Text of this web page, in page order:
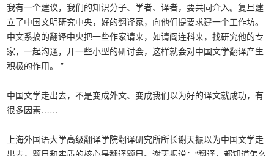
我有一个建议，我们的知识分子、学者、译者，要共同介入。复旦建
立了中国文明研究中央，好的翻译家，向他们提要求建一个工作坊。
中文系搞的翻译中央把一些作家请来，如请阎连科来，找研究他的专
家，一起沟通，开一些小型的研讨会，这样就会对中国文学翻译产生
积极的作用。 ”
中国文学走出去，不是变成外文、变成我们以为好的译文就成功，有
很多因素……
上海外国语大学高级翻译学院翻译研究所所长谢天振以为中国文学走
出去，题目和实质的核心是翻译题目。谢天振说：“翻译，都知道怎么